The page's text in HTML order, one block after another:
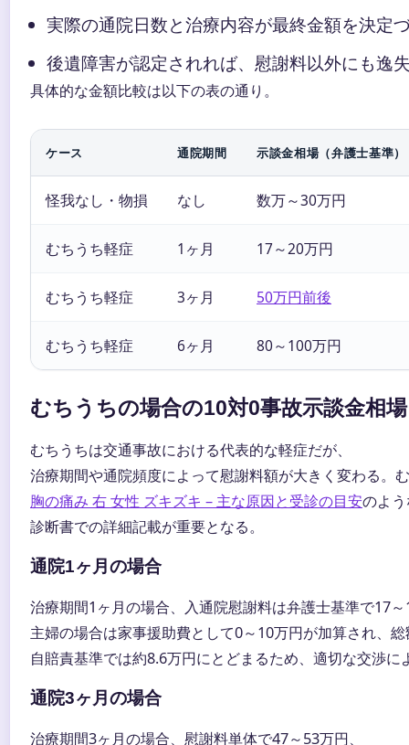
実際の通院日数と治療内容が最終金額を決定
後遺障害が認定されれば、慰謝料以外にも逸
具体的な金額比較は以下の表の通り。
ケース 通院期間 示談金相場（弁護士基準）
怪我なし・物損 なし 数万～30万円
むちうち軽症 1ヶ月 17～20万円
むちうち軽症 3ヶ月 50万円前後
むちうち軽症 6ヶ月 80～100万円
むちうちの場合の10対0事故示談金相場
むちうちは交通事故における代表的な軽症だが、
治療期間や通院頻度によって慰謝料額が大きく変わる。
胸の痛み 右 女性 ズキズキ – 主な原因と受診の目安のよ
診断書での詳細記載が重要となる。
通院1ヶ月の場合
治療期間1ヶ月の場合、入通院慰謝料は弁護士基準で17
主婦の場合は家事援助費として0～10万円が加算され、
自賠責基準では約8.6万円にとどまるため、適切な交渉
通院3ヶ月の場合
治療期間3ヶ月の場合、慰謝料単体で47～53万円、